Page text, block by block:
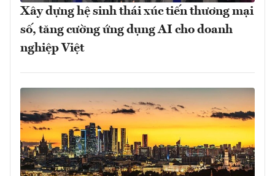
Xây dựng hệ sinh thái xúc tiến thương mại
số, tăng cường ứng dụng AI cho doanh
nghiệp Việt